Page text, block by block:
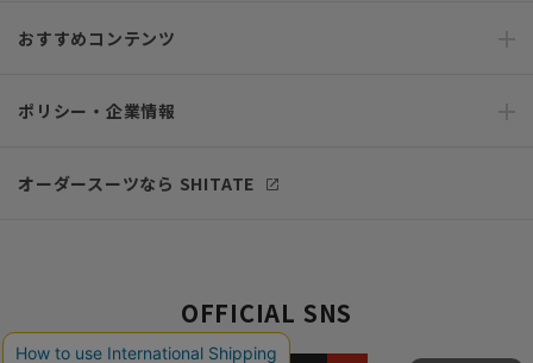
おすすめコンテンツ
ポリシー・企業情報
オーダースーツなら SHITATE
OFFICIAL SNS